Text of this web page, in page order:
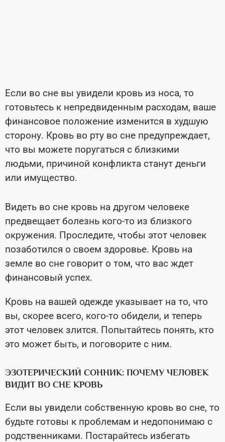
Если во сне вы увидели кровь из носа, то
готовьтесь к непредвиденным расходам, ваше
финансовое положение изменится в худшую
сторону. Кровь во рту во сне предупреждает,
что вы можете поругаться с близкими
людьми, причиной конфликта станут деньги
или имущество.
Видеть во сне кровь на другом человеке
предвещает болезнь кого-то из близкого
окружения. Проследите, чтобы этот человек
позаботился о своем здоровье. Кровь на
земле во сне говорит о том, что вас ждет
финансовый успех.
Кровь на вашей одежде указывает на то, что
вы, скорее всего, кого-то обидели, и теперь
этот человек злится. Попытайтесь понять, кто
это может быть, и поговорите с ним.
ЭЗОТЕРИЧЕСКИЙ СОННИК: ПОЧЕМУ ЧЕЛОВЕК
ВИДИТ ВО СНЕ КРОВЬ
Если вы увидели собственную кровь во сне, то
будьте готовы к проблемам и недопонимаю с
родственниками. Постарайтесь избегать